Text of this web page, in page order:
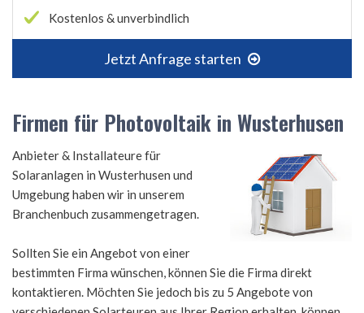
Kostenlos & unverbindlich
Jetzt Anfrage starten
Firmen für Photovoltaik in Wusterhusen
Anbieter & Installateure für
Solaranlagen in Wusterhusen und
Umgebung haben wir in unserem
Branchenbuch zusammengetragen.
Sollten Sie ein Angebot von einer
bestimmten Firma wünschen, können Sie die Firma direkt
kontaktieren. Möchten Sie jedoch bis zu 5 Angebote von